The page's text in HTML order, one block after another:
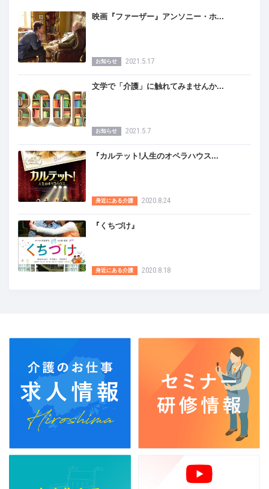
映画『ファーザー』アンソニー・ホ...
お知らせ 2021.5.17
文学で「介護」に触れてみませんか...
お知らせ 2021.5.7
『カルテット!人生のオペラハウス...
身近にある介護 2020.8.24
『くちづけ』
身近にある介護 2020.8.18